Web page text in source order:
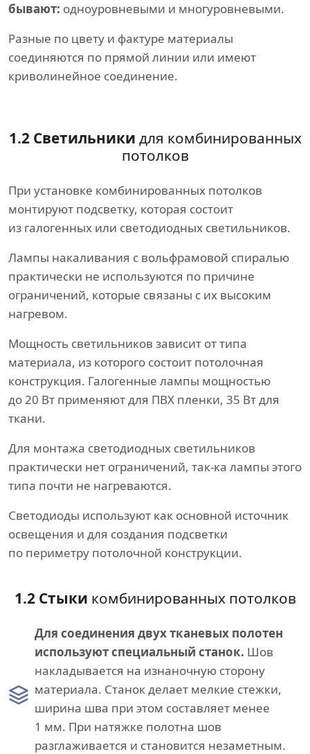
бывают: одноуровневыми и многуровневыми.
Разные по цвету и фактуре материалы
соединяются по прямой линии или имеют
криволинейное соединение.
1.2 Светильники для комбинированных
потолков
При установке комбинированных потолков
монтируют подсветку, которая состоит
из галогенных или светодиодных светильников.
Лампы накаливания с вольфрамовой спиралью
практически не используются по причине
ограничений, которые связаны с их высоким
нагревом.
Мощность светильников зависит от типа
материала, из которого состоит потолочная
конструкция. Галогенные лампы мощностью
до 20 Вт применяют для ПВХ пленки, 35 Вт для
ткани.
Для монтажа светодиодных светильников
практически нет ограничений, так-ка лампы этого
типа почти не нагреваются.
Светодиоды используют как основной источник
освещения и для создания подсветки
по периметру потолочной конструкции.
1.2 Стыки комбинированных потолков
Для соединения двух тканевых полотен
используют специальный станок. Шов
накладывается на изнаночную сторону
материала. Станок делает мелкие стежки,
ширина шва при этом составляет менее
1 мм. При натяжке полотна шов
разглаживается и становится незаметным.